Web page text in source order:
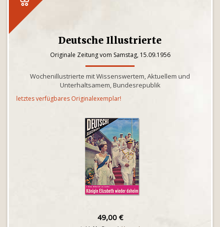
Deutsche Illustrierte
Originale Zeitung vom Samstag, 15.09.1956
Wochenillustrierte mit Wissenswertem, Aktuellem und
Unterhaltsamem, Bundesrepublik
letztes verfügbares Originalexemplar!
49,00 €